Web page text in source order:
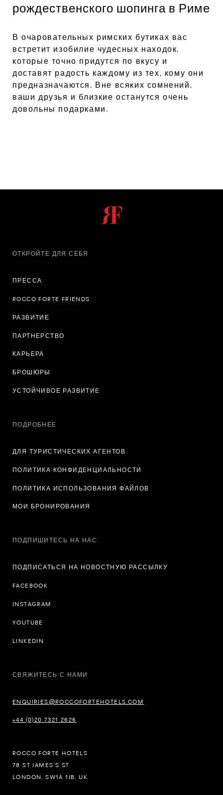
рождественского шопинга в Риме
В очаровательных римских бутиках вас
встретит изобилие чудесных находок,
которые точно придутся по вкусу и
доставят радость каждому из тех, кому они
предназначаются. Вне всяких сомнений,
ваши друзья и близкие останутся очень
довольны подарками.
ОТКРОЙТЕ ДЛЯ СЕБЯ
ПРЕССА
ROCCO FORTE FRIENDS
РАЗВИТИЕ
ПАРТНЕРСТВО
КАРЬЕРА
БРОШЮРЫ
УСТОЙЧИВОЕ РАЗВИТИЕ
ПОДРОБНЕЕ
ДЛЯ ТУРИСТИЧЕСКИХ АГЕНТОВ
ПОЛИТИКА КОНФИДЕНЦИАЛЬНОСТИ
ПОЛИТИКА ИСПОЛЬЗОВАНИЯ ФАЙЛОВ
МОИ БРОНИРОВАНИЯ
ПОДПИШИТЕСЬ НА НАС
ПОДПИСАТЬСЯ НА НОВОСТНУЮ РАССЫЛКУ
FACEBOOK
INSTAGRAM
YOUTUBE
LINKEDIN
СВЯЖИТЕСЬ С НАМИ
ENQUIRIES@ROCCOFORTEHOTELS.COM
+44 (0)20 7321 2626
ROCCO FORTE HOTELS
78 ST JAMES’S ST
LONDON, SW1A 1JB, UK